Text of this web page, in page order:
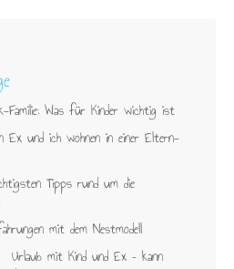
Familie: Was für Kinder wichtig ist
Ex und ich wohnen in einer Eltern-
Tipps rund um die
mit dem Nestmodell
Urlaub mit Kind und Ex – kann